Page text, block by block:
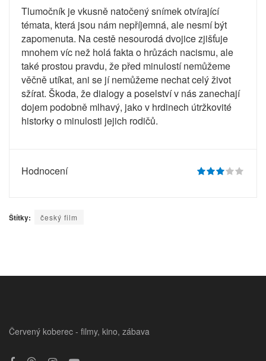
Tlumočník je vkusně natočený snímek otvírající
témata, která jsou nám nepříjemná, ale nesmí být
zapomenuta. Na cestě nesourodá dvojice zjišťuje
mnohem víc než holá fakta o hrůzách nacismu, ale
také prostou pravdu, že před minulostí nemůžeme
věčně utíkat, ani se jí nemůžeme nechat celý život
sžírat. Škoda, že dialogy a poselství v nás zanechají
dojem podobně mlhavý, jako v hrdinech útržkovité
historky o minulosti jejich rodičů.
Hodnocení
Štítky: český film
Červený koberec - filmy, kino, zábava